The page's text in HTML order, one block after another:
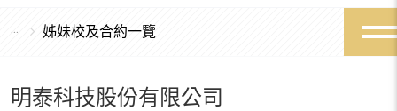
姊妹校及合約一覽
明泰科技股份有限公司